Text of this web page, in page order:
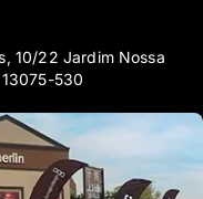
10/22 Jardim Nossa
530